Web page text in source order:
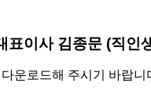
표이사 김종문 (직인
운로드해 주시기 바랍니